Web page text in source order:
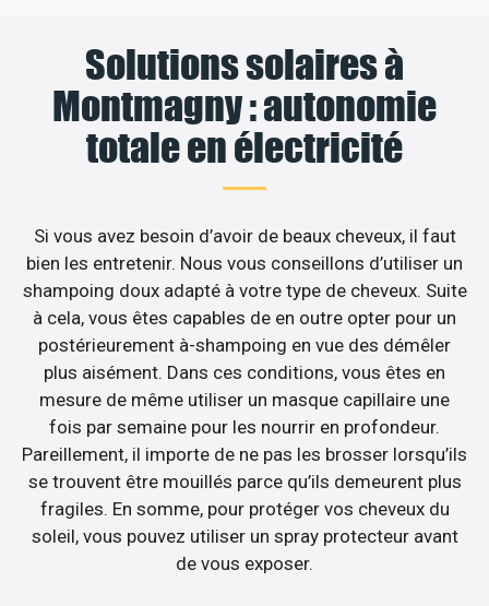
Solutions solaires à
Montmagny : autonomie
totale en électricité
Si vous avez besoin d’avoir de beaux cheveux, il faut
bien les entretenir. Nous vous conseillons d’utiliser un
shampoing doux adapté à votre type de cheveux. Suite
à cela, vous êtes capables de en outre opter pour un
postérieurement à-shampoing en vue des démêler
plus aisément. Dans ces conditions, vous êtes en
mesure de même utiliser un masque capillaire une
fois par semaine pour les nourrir en profondeur.
Pareillement, il importe de ne pas les brosser lorsqu’ils
se trouvent être mouillés parce qu’ils demeurent plus
fragiles. En somme, pour protéger vos cheveux du
soleil, vous pouvez utiliser un spray protecteur avant
de vous exposer.